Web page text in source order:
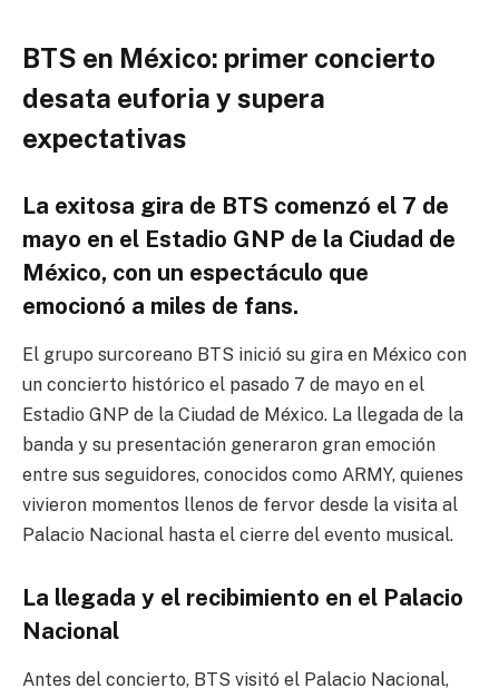
BTS en México: primer concierto
desata euforia y supera
expectativas
La exitosa gira de BTS comenzó el 7 de
mayo en el Estadio GNP de la Ciudad de
México, con un espectáculo que
emocionó a miles de fans.
El grupo surcoreano BTS inició su gira en México con
un concierto histórico el pasado 7 de mayo en el
Estadio GNP de la Ciudad de México. La llegada de la
banda y su presentación generaron gran emoción
entre sus seguidores, conocidos como ARMY, quienes
vivieron momentos llenos de fervor desde la visita al
Palacio Nacional hasta el cierre del evento musical.
La llegada y el recibimiento en el Palacio
Nacional
Antes del concierto, BTS visitó el Palacio Nacional,